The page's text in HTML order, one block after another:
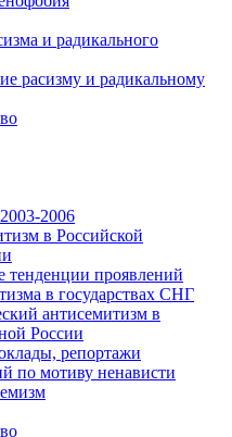
и радикального
расизму и радикальному
2006
в Российской
тенденции проявлений
в государствах СНГ
антисемитизм в
России
репортажи
по мотиву ненависти